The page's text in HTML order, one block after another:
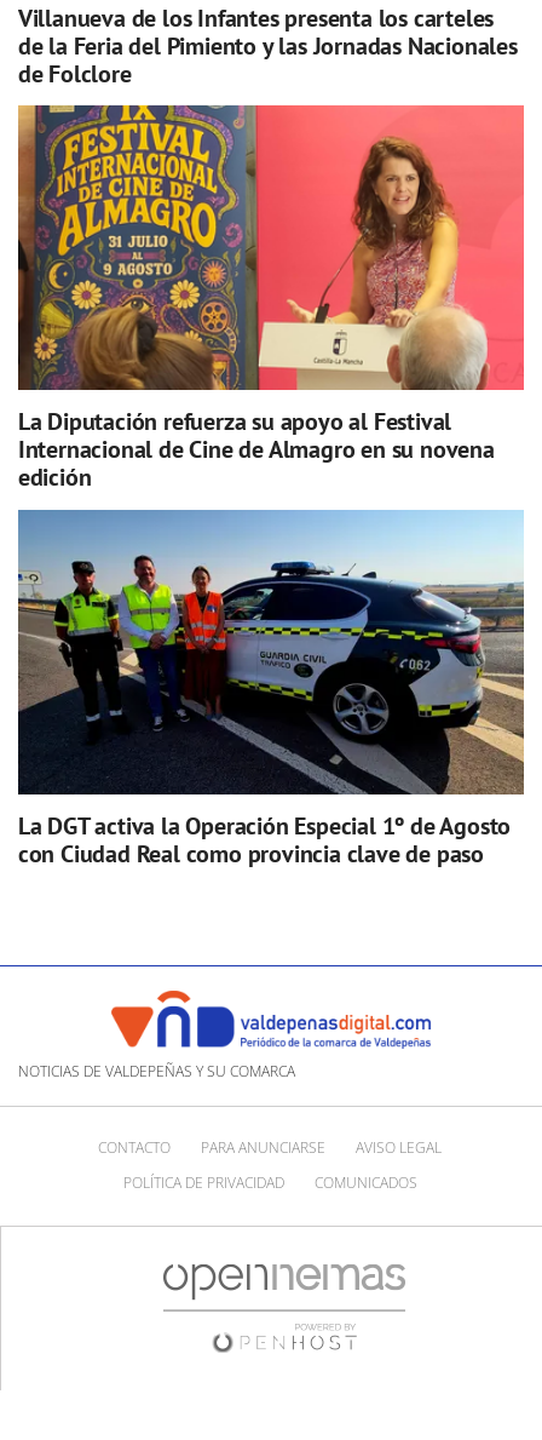
Villanueva de los Infantes presenta los carteles
de la Feria del Pimiento y las Jornadas Nacionales
de Folclore
La Diputación refuerza su apoyo al Festival
Internacional de Cine de Almagro en su novena
edición
La DGT activa la Operación Especial 1º de Agosto
con Ciudad Real como provincia clave de paso
NOTICIAS DE VALDEPEÑAS Y SU COMARCA
CONTACTO PARA ANUNCIARSE
AVISO LEGAL
POLÍTICA DE PRIVACIDAD
COMUNICADOS